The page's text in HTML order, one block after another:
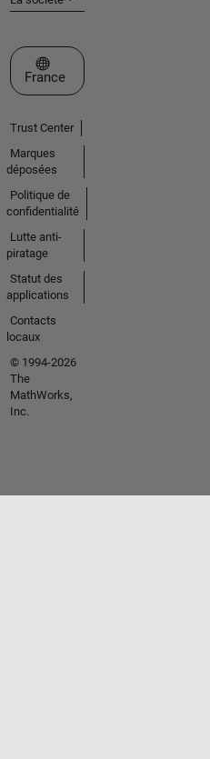
Sélectionner un site web
France
Trust Center
Marques
déposées
Politique de
confidentialité
Lutte anti-
piratage
Statut des
applications
Contacts
locaux
© 1994-2026
The
MathWorks,
Inc.